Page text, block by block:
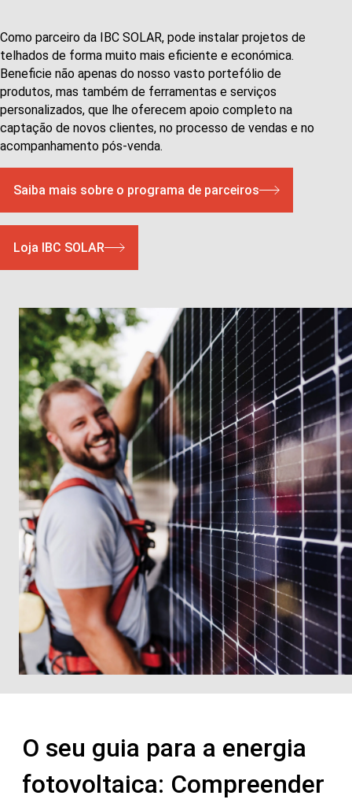
Como parceiro da IBC SOLAR, pode instalar projetos de
telhados de forma muito mais eficiente e económica.
Beneficie não apenas do nosso vasto portefólio de
produtos, mas também de ferramentas e serviços
personalizados, que lhe oferecem apoio completo na
captação de novos clientes, no processo de vendas e no
acompanhamento pós-venda.
Saiba mais sobre o programa de parceiros
Loja IBC SOLAR
O seu guia para a energia
fotovoltaica: Compreender